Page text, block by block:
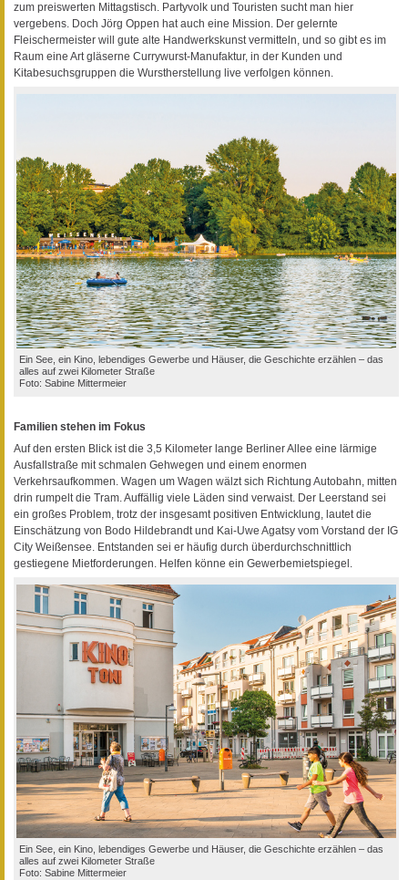
zum preiswerten Mittagstisch. Partyvolk und Touristen sucht man hier
vergebens. Doch Jörg Oppen hat auch eine Mission. Der gelernte
Fleischermeister will gute alte Handwerkskunst vermitteln, und so gibt es im
Raum eine Art gläserne Currywurst-Manufaktur, in der Kunden und
Kitabesuchsgruppen die Wurstherstellung live verfolgen können.
Ein See, ein Kino, lebendiges Gewerbe und Häuser, die Geschichte erzählen – das
alles auf zwei Kilometer Straße
Foto: Sabine Mittermeier
Familien stehen im Fokus
Auf den ersten Blick ist die 3,5 Kilometer lange Berliner Allee eine lärmige
Ausfallstraße mit schmalen Gehwegen und einem enormen
Verkehrsaufkommen. Wagen um Wagen wälzt sich Richtung Autobahn, mitten
drin rumpelt die Tram. Auffällig viele Läden sind verwaist. Der Leerstand sei
ein großes Problem, trotz der insgesamt positiven Entwicklung, lautet die
Einschätzung von Bodo Hildebrandt und Kai-Uwe Agatsy vom Vorstand der IG
City Weißensee. Entstanden sei er häufig durch überdurchschnittlich
gestiegene Mietforderungen. Helfen könne ein Gewerbemietspiegel.
Ein See, ein Kino, lebendiges Gewerbe und Häuser, die Geschichte erzählen – das
alles auf zwei Kilometer Straße
Foto: Sabine Mittermeier